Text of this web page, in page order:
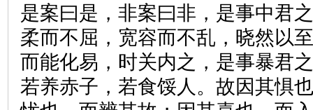
是案曰是，非案曰非，是事中君
柔而不屈，宽容而不乱，晓然以
而能化易，时关内之，是事暴君
若养赤子，若食馁人。故因其惧